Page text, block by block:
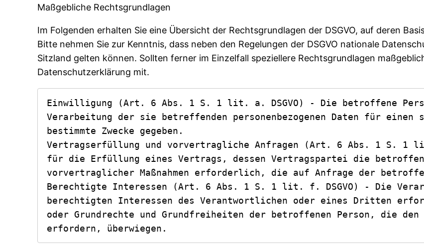
Maßgebliche Rechtsgrundlagen
Im Folgenden erhalten Sie eine Übersicht der Rechtsgrundlagen der DSGVO, auf deren
Bitte nehmen Sie zur Kenntnis, dass neben den Regelungen der DSGVO nationale
Sitzland gelten können. Sollten ferner im Einzelfall speziellere Rechtsgrundlagen
Datenschutzerklärung mit.
Einwilligung (Art. 6 Abs. 1 S. 1 lit. a. DSGVO) - Die betroffene
Verarbeitung der sie betreffenden personenbezogenen Daten für einen
bestimmte Zwecke gegeben.
Vertragserfüllung und vorvertragliche Anfragen (Art. 6 Abs. 1 S. 1
für die Erfüllung eines Vertrags, dessen Vertragspartei die
vorvertraglicher Maßnahmen erforderlich, die auf Anfrage der
Berechtigte Interessen (Art. 6 Abs. 1 S. 1 lit. f. DSGVO) - Die
berechtigten Interessen des Verantwortlichen oder eines Dritten
oder Grundrechte und Grundfreiheiten der betroffenen Person, die den
erfordern, überwiegen.